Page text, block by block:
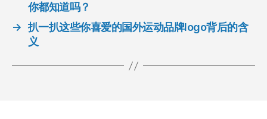
你都知道吗？
→ 扒一扒这些你喜爱的国外运动品牌logo背后的含
义